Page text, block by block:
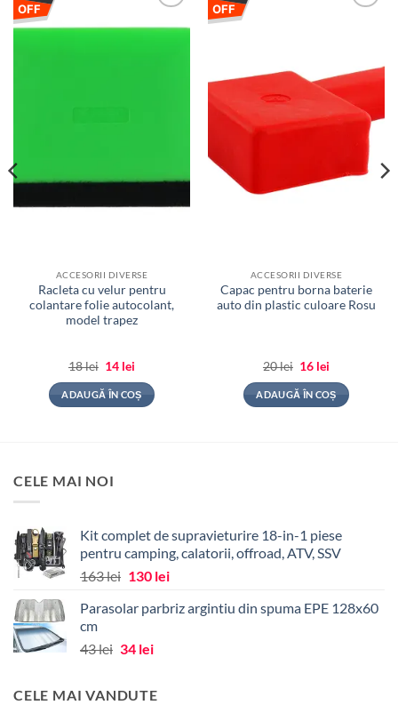
OFF
la
ACCESORII DIVERSE
Racleta cu velur pentru
colantare folie autocolant,
model trapez
18lei Prețul
a
fost:
18 lei.
14 lei
este:
14 lei.
ADAUGĂ ÎN COȘ
OFF
ACCESORII DIVERSE
Capac pentru borna baterie
auto din plastic culoare Rosu
20lei Prețul
a
fost:
20 lei.
16 lei
este:
16 lei.
ADAUGĂ ÎN COȘ
CELE MAI NOI
Kit complet de supravieturire 18-in-1 piese
pentru camping, calatorii, offroad, ATV, SSV
163lei Prețul
a
163 lei.
130 leiPrețul
este:
Parasolar parbriz argintiu din spuma EPE 128x60
cm
43lei Prețul
fost:
34 leiPrețul
34 lei.
CELE MAI VANDUTE